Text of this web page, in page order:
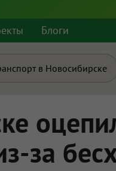
Блоги
в Новосибирске
за